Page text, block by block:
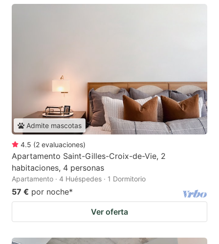
Admite mascotas
4.5 (2 evaluaciones)
Apartamento Saint-Gilles-Croix-de-Vie, 2
habitaciones, 4 personas
Apartamento · 4 Huéspedes · 1 Dormitorio
57 € por noche*
Ver oferta